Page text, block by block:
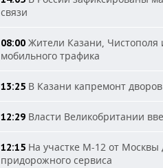
связи
08:00 Жители Казани,
мобильного трафика
13:25 В Казани капремонт
12:29 Власти Великобритании
12:15 На участке М-12 от Москвы
придорожного сервиса